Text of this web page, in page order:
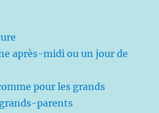
après-midi ou un jour de
pour les grands
parents